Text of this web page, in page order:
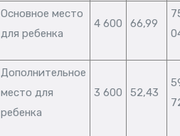
Основное место
для ребенка
4 600 66,99
Дополнительное
место для
ребенка
3 600 52,43